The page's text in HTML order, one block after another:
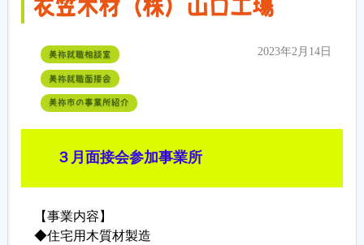
衣笠木材（株）山口工場
美祢就職相談室
美祢就職面接会
美祢市の事業所紹介
2023年2月14日
３月面接会参加事業所
【事業内容】
◆住宅用木質材製造